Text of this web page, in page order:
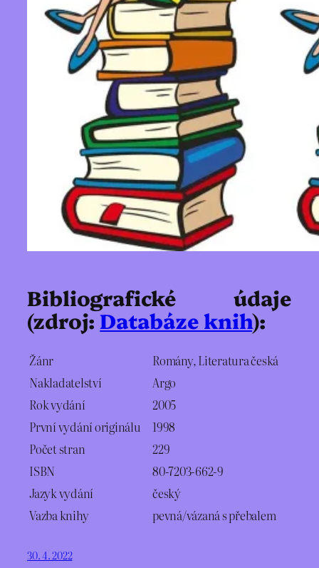
Bibliografické údaje
(zdroj:Databáze knih):
Žánr
Romány, Literatura česká
Nakladatelství
Argo
Rok vydání
2005
První vydání originálu
1998
Počet stran
229
ISBN
80-7203-662-9
Jazyk vydání
český
Vazba knihy
pevná/vázaná s přebalem
30. 4. 2022